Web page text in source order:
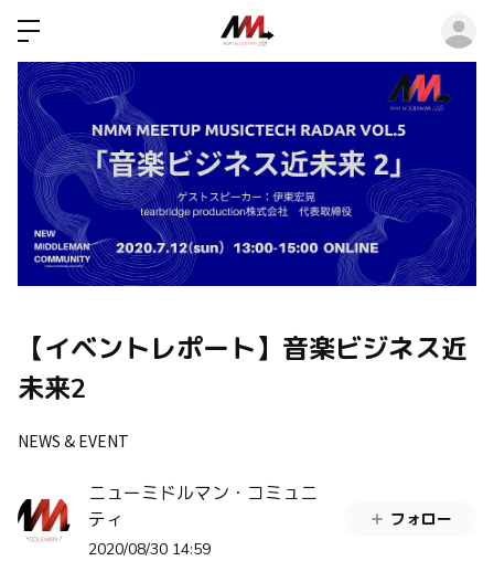
【イベントレポート】音楽ビジネス近
未来2
NEWS & EVENT
ニューミドルマン・コミュニ
ティ
2020/08/30 14:59
フォロー